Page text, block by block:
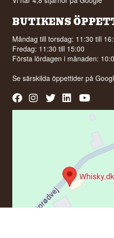
BUTIKENS
Måndag till torsdag: 11:30 till
Fredag: 11:30 till 15:00
Första lördagen i månaden:
Se särskilda öppettider på